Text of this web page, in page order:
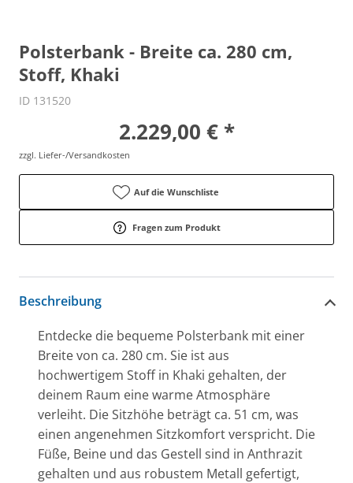
Polsterbank - Breite ca. 280 cm,
Stoff, Khaki
ID 131520
2.229,00 € *
zzgl. Liefer-/Versandkosten
Auf die Wunschliste
Fragen zum Produkt
Beschreibung
Entdecke die bequeme Polsterbank mit einer
Breite von ca. 280 cm. Sie ist aus
hochwertigem Stoff in Khaki gehalten, der
deinem Raum eine warme Atmosphäre
verleiht. Die Sitzhöhe beträgt ca. 51 cm, was
einen angenehmen Sitzkomfort verspricht. Die
Füße, Beine und das Gestell sind in Anthrazit
gehalten und aus robustem Metall gefertigt,